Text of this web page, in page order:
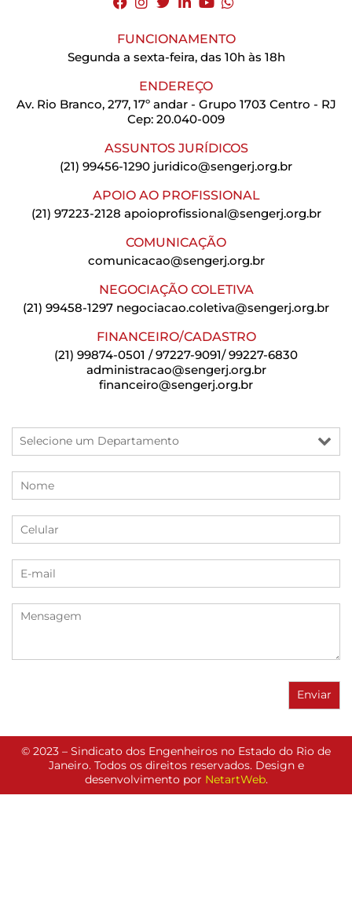
FUNCIONAMENTO
Segunda a sexta-feira, das 10h às 18h
ENDEREÇO
Av. Rio Branco, 277, 17º andar - Grupo 1703 Centro - RJ
Cep: 20.040-009
ASSUNTOS JURÍDICOS
(21) 99456-1290 juridico@sengerj.org.br
APOIO AO PROFISSIONAL
(21) 97223-2128 apoioprofissional@sengerj.org.br
COMUNICAÇÃO
comunicacao@sengerj.org.br
NEGOCIAÇÃO COLETIVA
(21) 99458-1297 negociacao.coletiva@sengerj.org.br
FINANCEIRO/CADASTRO
(21) 99874-0501 / 97227-9091/ 99227-6830
administracao@sengerj.org.br
financeiro@sengerj.org.br
© 2023 – Sindicato dos Engenheiros no Estado do Rio de
Janeiro. Todos os direitos reservados. Design e
desenvolvimento por NetartWeb.